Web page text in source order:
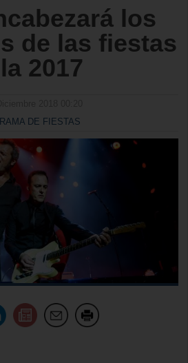
los
de las fiestas
2017
DE FIESTAS